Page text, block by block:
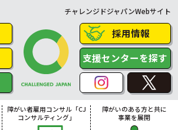
チャレンジドジャパンWebサイト
採用情報
支援センターを探す
障がい者雇用コンサル「CJ
コンサルティング」
障がいのある方と共に
事業を展開